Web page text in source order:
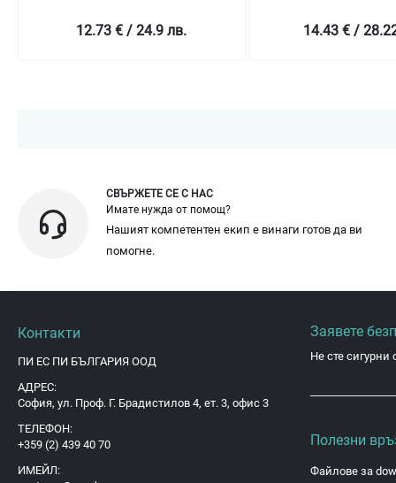
12.73 € / 24.9 лв. 14.43 € /
СВЪРЖЕТЕ СЕ С НАС
Имате нужда от помощ?
Нашият компетентен екип е винаги готов да ви
помогне.
Контакти
ПИ ЕС ПИ БЪЛГАРИЯ ООД
АДРЕС:
София, ул. Проф. Г. Брадистилов 4, ет. 3, офис 3
ТЕЛЕФОН:
+359 (2) 439 40 70
ИМЕЙЛ:
Заявете
Не сте сигурни
Полезни
Файлове за